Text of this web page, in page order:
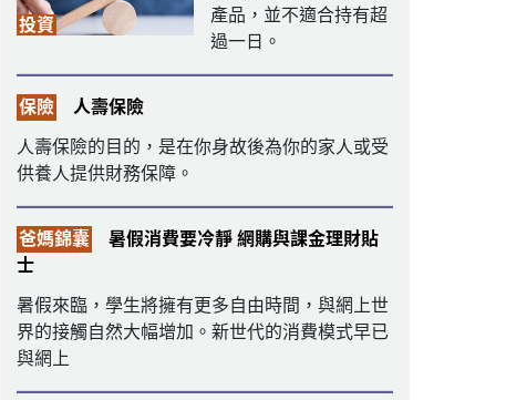
投資
產品，並不適合持有超
過一日。
保險
人壽保險
人壽保險的目的，是在你身故後為你的家人或受
供養人提供財務保障。
爸媽錦囊
暑假消費要冷靜 網購與課金理財貼
士
暑假來臨，學生將擁有更多自由時間，與網上世
界的接觸自然大幅增加。新世代的消費模式早已
與網上